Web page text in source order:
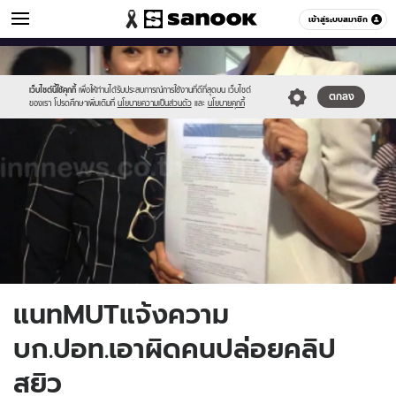
เข้าสู่ระบบสมาชิก
ข่าวบันเทิง หมวดอื่นๆ
เว็บไซต์นี้ใช้คุกกี้ เพื่อให้ท่านได้รับประสบการณ์การใช้งานที่ดีที่สุดบน เว็บไซต์
ของเรา โปรดศึกษาเพิ่มเติมที่ นโยบายความเป็นส่วนตัว และ นโยบายคุกกี้
ตกลง
Sanook
//s.isanook.com/sr/0/images/logo-
new-
sanook.png
600
60
//s.isanook.com/ns/0/ud/367/1835694/634232-
02.jpg
แนทMUTแจ้งความ
บก.ปอท.เอาผิดคนปล่อยคลิป
สยิว